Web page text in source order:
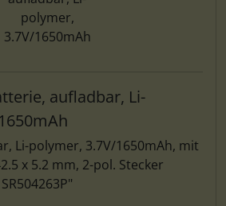
aufladbar, Li-
Li-polymer, 3.7V/1650mAh, mit
x 5.2 mm, 2-pol. Stecker